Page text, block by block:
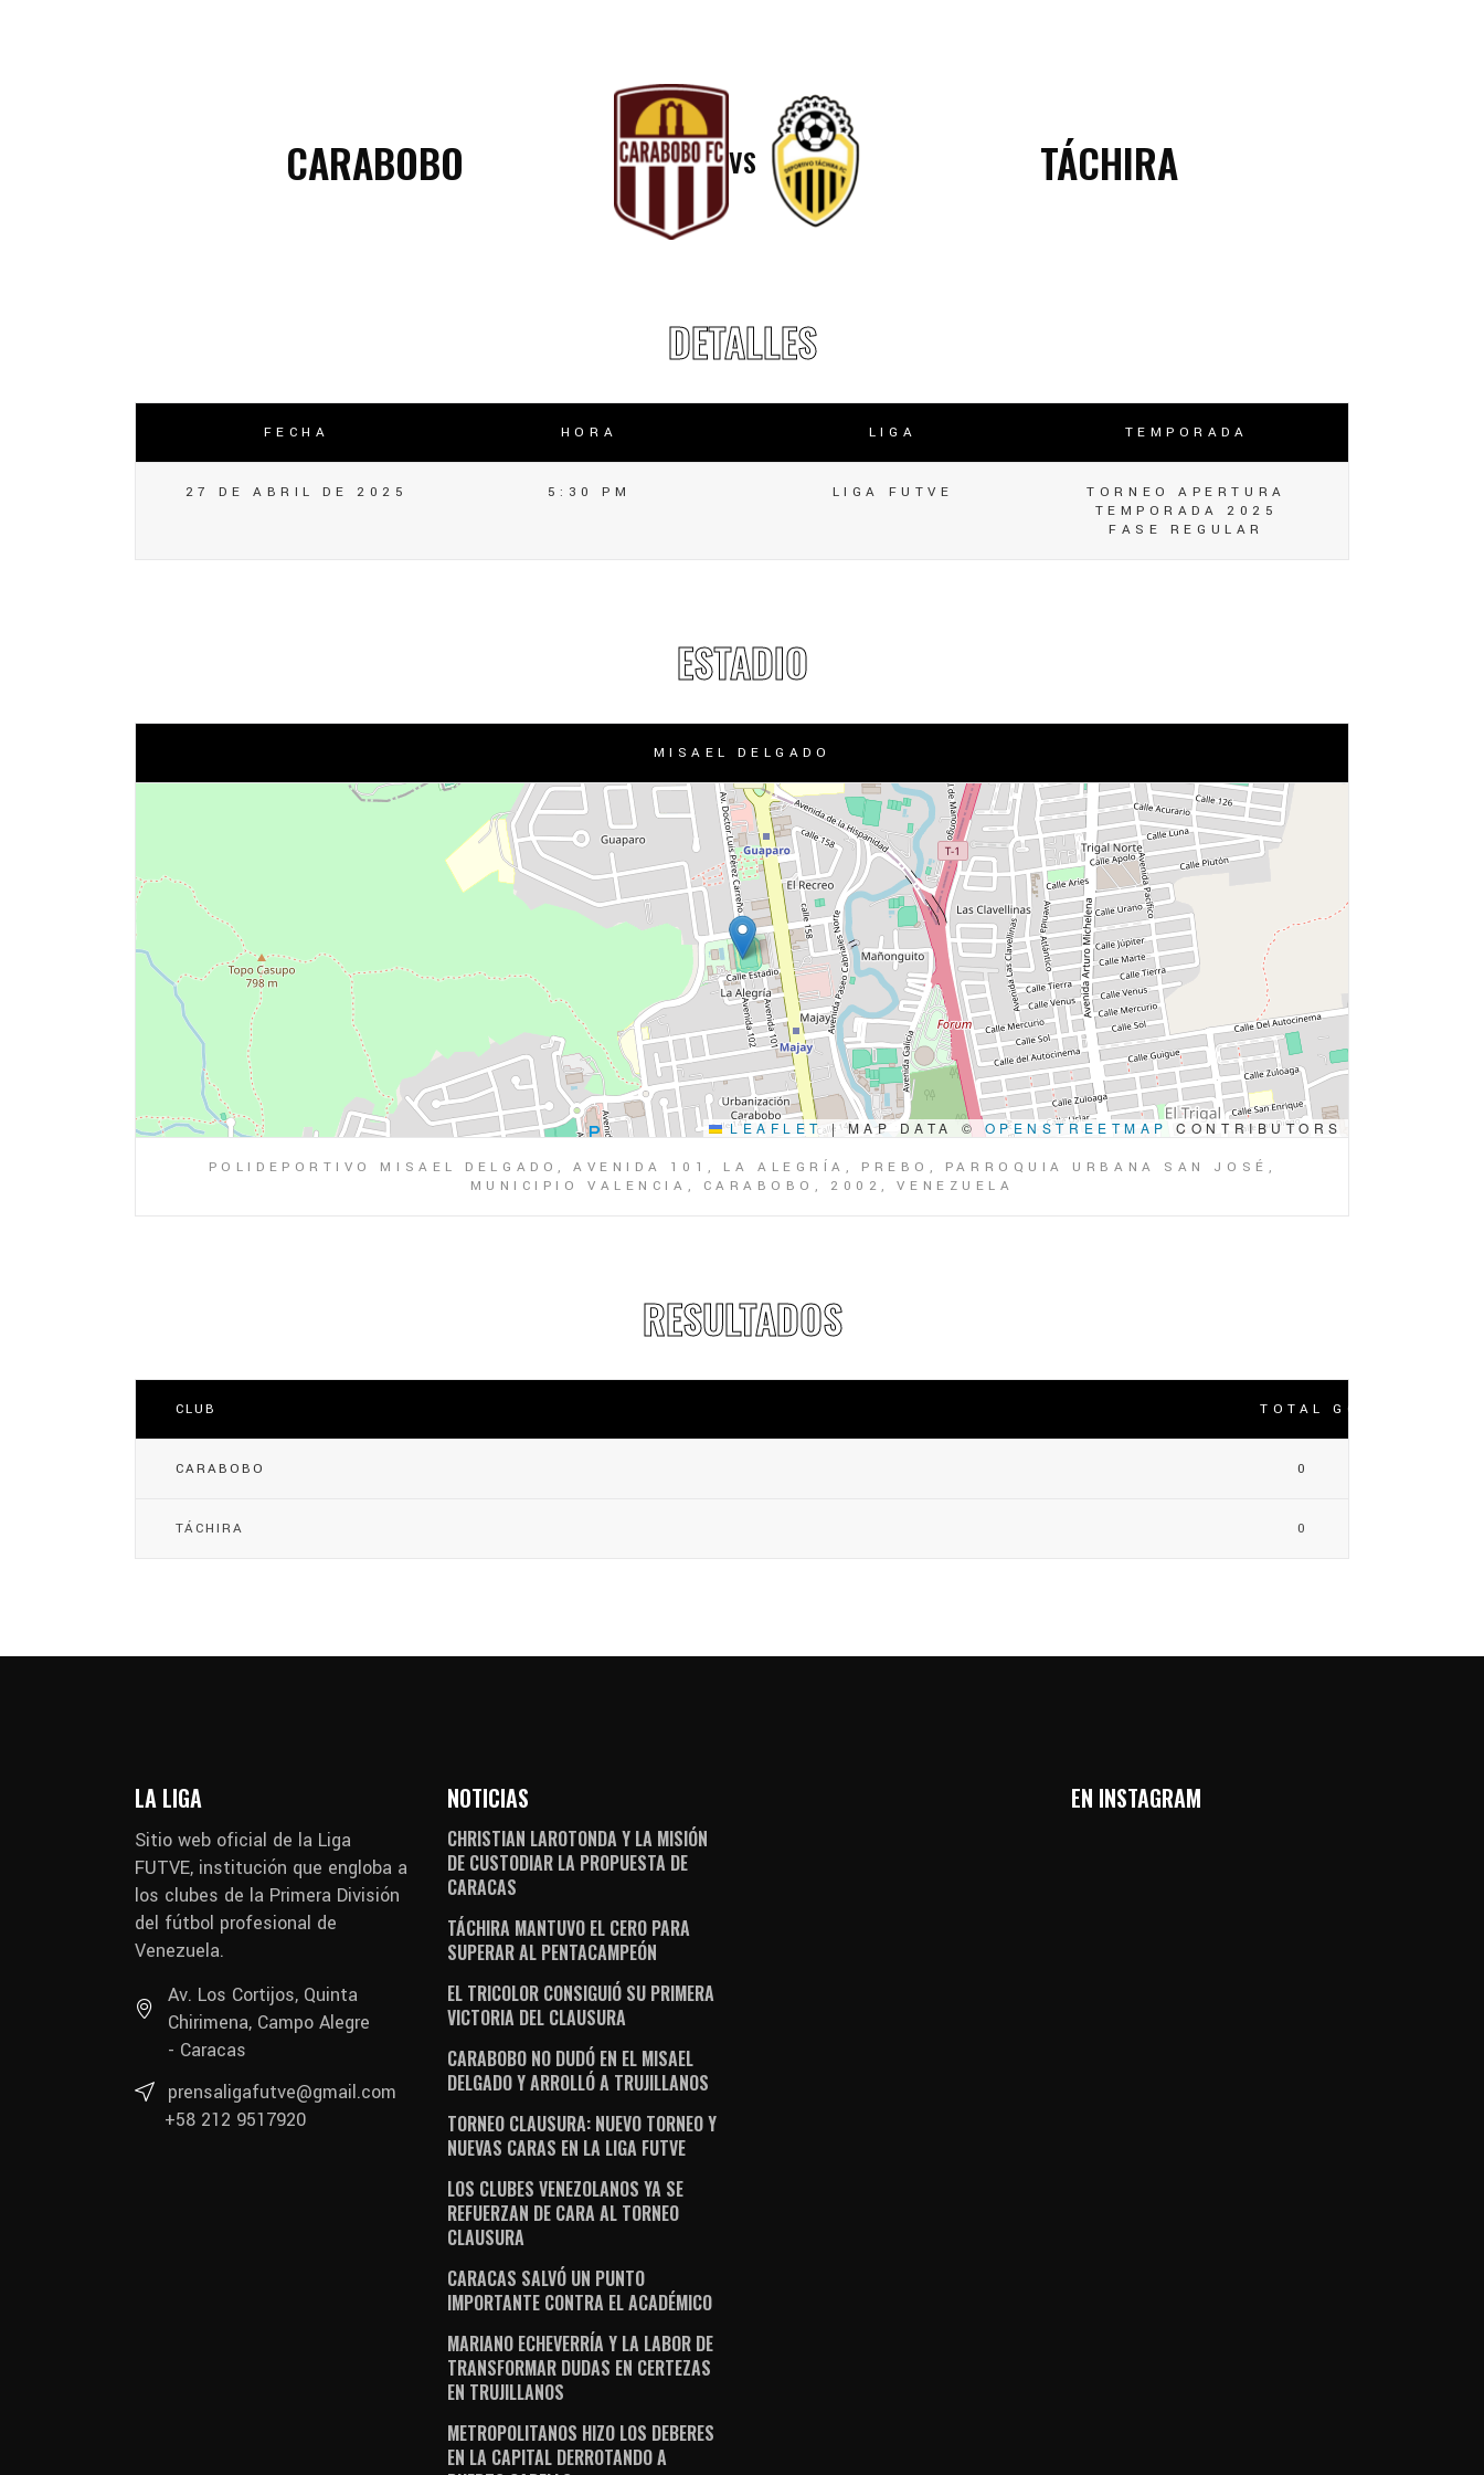
CARABOBO VS TÁCHIRA
DETALLES
FECHA HORA LIGA TEMPORADA
27 DE ABRIL DE 2025 5:30 PM LIGA FUTVE
TORNEO APERTURA
TEMPORADA 2025
FASE REGULAR
ESTADIO
MISAEL DELGADO
LEAFLET |MAP DATA ©OPENSTREETMAP CONTRIBUTORS
POLIDEPORTIVO MISAEL DELGADO, AVENIDA 101, LA ALEGRÍA, PREBO, PARROQUIA URBANA SAN JOSÉ,
MUNICIPIO VALENCIA, CARABOBO, 2002, VENEZUELA
RESULTADOS
CLUB TOTAL GOLES
CARABOBO 0
TÁCHIRA 0
LA LIGA
Sitio web oficial de la Liga
FUTVE, institución que engloba a
los clubes de la Primera División
del fútbol profesional de
Venezuela.
Av. Los Cortijos, Quinta
Chirimena, Campo Alegre
- Caracas
prensaligafutve@gmail.com
+58 212 9517920
NOTICIAS
CHRISTIAN LAROTONDA Y LA MISIÓN
DE CUSTODIAR LA PROPUESTA DE
CARACAS
TÁCHIRA MANTUVO EL CERO PARA
SUPERAR AL PENTACAMPEÓN
EL TRICOLOR CONSIGUIÓ SU PRIMERA
VICTORIA DEL CLAUSURA
CARABOBO NO DUDÓ EN EL MISAEL
DELGADO Y ARROLLÓ A TRUJILLANOS
TORNEO CLAUSURA: NUEVO TORNEO Y
NUEVAS CARAS EN LA LIGA FUTVE
LOS CLUBES VENEZOLANOS YA SE
REFUERZAN DE CARA AL TORNEO
CLAUSURA
CARACAS SALVÓ UN PUNTO
IMPORTANTE CONTRA EL ACADÉMICO
MARIANO ECHEVERRÍA Y LA LABOR DE
TRANSFORMAR DUDAS EN CERTEZAS
EN TRUJILLANOS
METROPOLITANOS HIZO LOS DEBERES
EN LA CAPITAL DERROTANDO A
EN INSTAGRAM